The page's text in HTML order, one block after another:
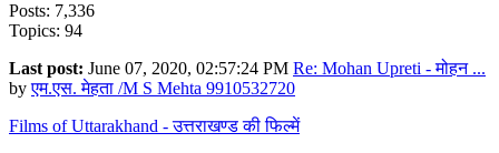
Posts: 7,336
Topics: 94
Last post: June 07, 2020, 02:57:24 PM Re: Mohan Upreti - मोहन ...
byएम.एस. मेहता /M S Mehta 9910532720
Films of Uttarakhand - उत्तराखण्ड की फिल्में